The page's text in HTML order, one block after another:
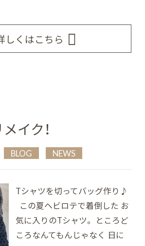
しくはこちら
イク！
BLOG NEWS
Tシャツを切ってバッグ作り♪
この夏ヘビロテで着倒した お
気に入りのTシャツ。 ところど
ころなんてもんじゃなく 日に